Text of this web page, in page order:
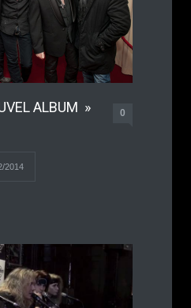
ALBUM »
0
2014